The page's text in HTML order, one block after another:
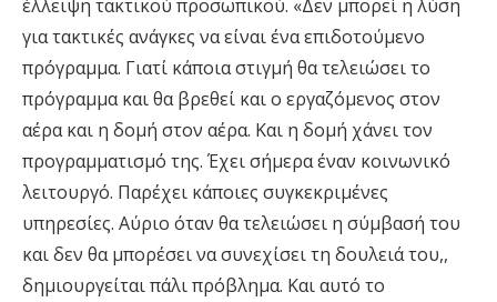
έλλειψη τακτικού προσωπικού. «Δεν μπορεί η λύση
για τακτικές ανάγκες να είναι ένα επιδοτούμενο
πρόγραμμα. Γιατί κάποια στιγμή θα τελειώσει το
πρόγραμμα και θα βρεθεί και ο εργαζόμενος στον
αέρα και η δομή στον αέρα. Και η δομή χάνει τον
προγραμματισμό της. Έχει σήμερα έναν κοινωνικό
λειτουργό. Παρέχει κάποιες συγκεκριμένες
υπηρεσίες. Αύριο όταν θα τελειώσει η σύμβασή του
και δεν θα μπορέσει να συνεχίσει τη δουλειά του,,
δημιουργείται πάλι πρόβλημα. Και αυτό το